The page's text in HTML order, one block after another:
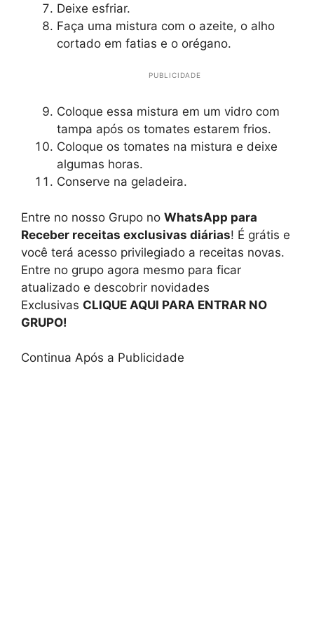
Deixe esfriar.
Faça uma mistura com o azeite, o alho
cortado em fatias e o orégano.
PUBLICIDADE
Coloque essa mistura em um vidro com
tampa após os tomates estarem frios.
Coloque os tomates na mistura e deixe
algumas horas.
Conserve na geladeira.
Entre no nosso Grupo no WhatsApp para
Receber receitas exclusivas diárias! É grátis e
você terá acesso privilegiado a receitas novas.
Entre no grupo agora mesmo para ficar
atualizado e descobrir novidades
Exclusivas CLIQUE AQUI PARA ENTRAR NO
GRUPO!
Continua Após a Publicidade